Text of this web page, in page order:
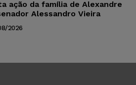
ação da família de Alexandre
Alessandro Vieira
2026